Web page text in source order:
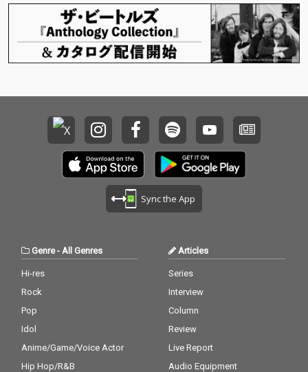
スターの臨場感、高揚
感が凝縮した楽曲をぜ
ひ余すところなく体感
してください。
Sync the App
Genre- All Genres
Hi-res
Rock
Pop
Idol
Anime/Game/Voice Actor
Hip Hop/R&B
Articles
Series
Interview
Column
Review
Live Report
Audio Equipment